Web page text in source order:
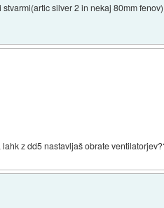
silver 2 in nekaj 80mm
z dd5 nastavljaš obrate